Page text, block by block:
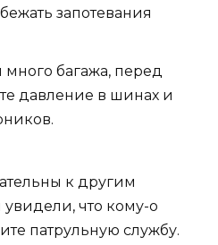
запотевания
много багажа, перед
давление в шинах и
к другим
что кому-о
патрульную службу.